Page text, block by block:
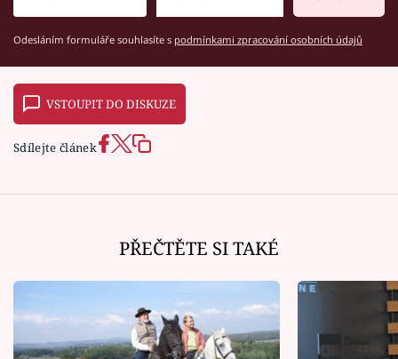
Odesláním formuláře souhlasíte s podmínkami zpracování osobních údajů
VSTOUPIT DO DISKUZE
Sdílejte článek
PŘEČTĚTE SI TAKÉ